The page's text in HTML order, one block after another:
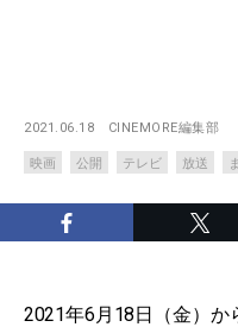
2021.06.18 CINEMORE編集部
映画 公開 テレビ 放送
2021年6月18日（金）か